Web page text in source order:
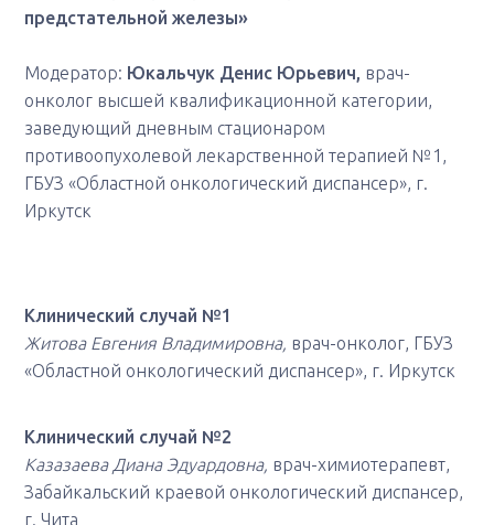
предстательной железы»
Модератор: Юкальчук Денис Юрьевич, врач-
онколог высшей квалификационной категории,
заведующий дневным стационаром
противоопухолевой лекарственной терапией №1,
ГБУЗ «Областной онкологический диспансер», г.
Иркутск
Клинический случай №1
Житова Евгения Владимировна, врач-онколог, ГБУЗ
«Областной онкологический диспансер», г. Иркутск
Клинический случай №2
Казазаева Диана Эдуардовна, врач-химиотерапевт,
Забайкальский краевой онкологический диспансер,
г. Чита